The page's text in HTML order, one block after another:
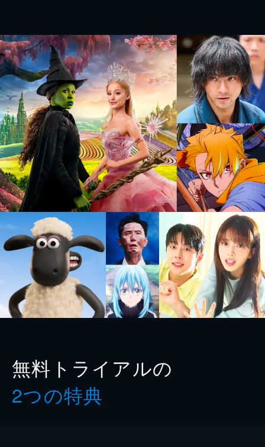
無料トライアルの
2つの特典